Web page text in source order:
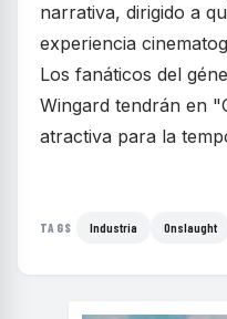
narrativa, dirigido a
experiencia
Los fanáticos del
Wingard tendrán en
atractiva para la
TAGS Industria Onslaught